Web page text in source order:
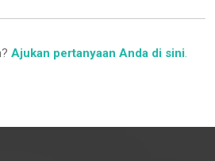
Ajukan pertanyaan Anda di sini.